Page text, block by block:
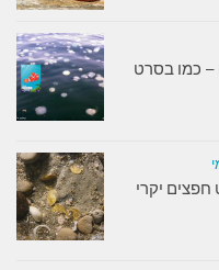
– כמו בסרט
יקרי